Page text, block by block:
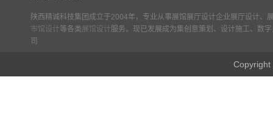
陕西精诚科技集团成立于2004年，专业从事展馆展厅设计企业展厅设计、
市馆设计等各类 展馆设计 服务。现已发展成为集创意策划、设计施工、数
司